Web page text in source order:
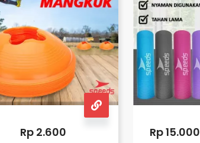
Rp 2.600 Rp15.000